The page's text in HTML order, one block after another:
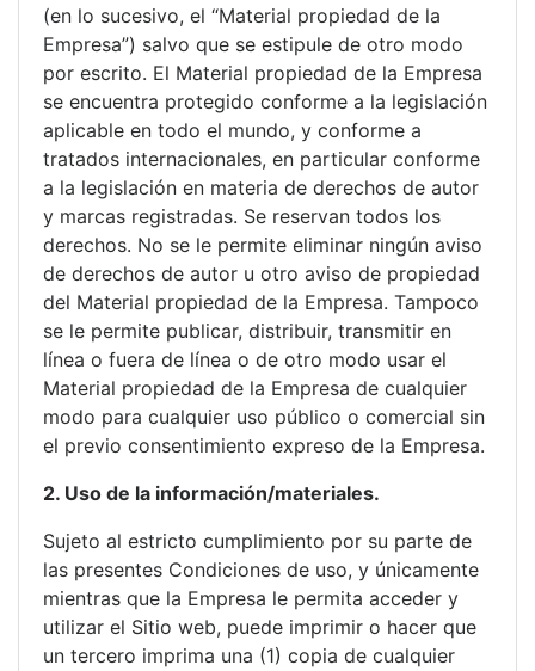
(en lo sucesivo, el “Material propiedad de la
Empresa”) salvo que se estipule de otro modo
por escrito. El Material propiedad de la Empresa
se encuentra protegido conforme a la legislación
aplicable en todo el mundo, y conforme a
tratados internacionales, en particular conforme
a la legislación en materia de derechos de autor
y marcas registradas. Se reservan todos los
derechos. No se le permite eliminar ningún aviso
de derechos de autor u otro aviso de propiedad
del Material propiedad de la Empresa. Tampoco
se le permite publicar, distribuir, transmitir en
línea o fuera de línea o de otro modo usar el
Material propiedad de la Empresa de cualquier
modo para cualquier uso público o comercial sin
el previo consentimiento expreso de la Empresa.
2. Uso de la información/materiales.
Sujeto al estricto cumplimiento por su parte de
las presentes Condiciones de uso, y únicamente
mientras que la Empresa le permita acceder y
utilizar el Sitio web, puede imprimir o hacer que
un tercero imprima una (1) copia de cualquier